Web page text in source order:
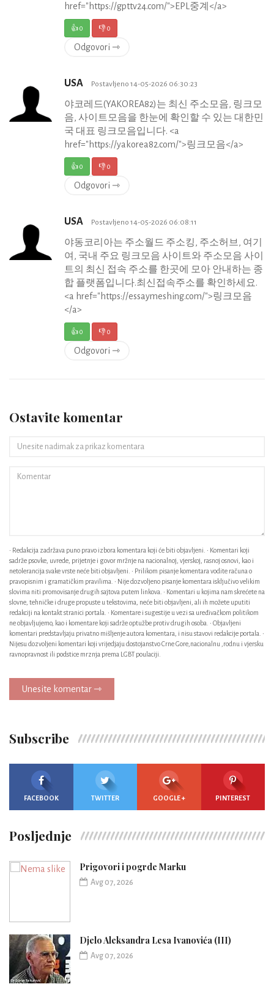
href="https://gpttv24.com/">EPL중계</a>
👍0 👎0
Odgovori ⇾
USA Postavljeno 14-05-2026 06:30:23
야코레드(YAKOREA82)는 최신 주소모음, 링크모
음, 사이트모음을 한눈에 확인할 수 있는 대한민
국 대표 링크모음입니다. <a
href="https://yakorea82.com/">링크모음</a>
👍0 👎0
Odgovori ⇾
USA Postavljeno 14-05-2026 06:08:11
야동코리아는 주소월드 주소킹, 주소허브, 여기
여, 국내 주요 링크모음 사이트와 주소모음 사이
트의 최신 접속 주소를 한곳에 모아 안내하는 종
합 플랫폼입니다.최신접속주소를 확인하세요.
<a href="https://essaymeshing.com/">링크모음
</a>
👍0 👎0
Odgovori ⇾
Ostavite komentar
• Redakcija zadržava puno pravo izbora komentara koji će biti objavljeni. • Komentari koji
sadrže psovke, uvrede, prijetnje i govor mržnje na nacionalnoj, vjerskoj, rasnoj osnovi, kao i
netolerancija svake vrste neće biti objavljeni. • Prilikom pisanje komentara vodite računa o
pravopisnim i gramatičkim pravilima. • Nije dozvoljeno pisanje komentara isključivo velikim
slovima niti promovisanje drugih sajtova putem linkova. • Komentari u kojima nam skrećete na
slovne, tehničke i druge propuste u tekstovima, neće biti objavljeni, ali ih možete uputiti
redakciji na kontakt stranici portala. • Komentare i sugestije u vezi sa uređivačkom politikom
ne objavljujemo, kao i komentare koji sadrže optužbe protiv drugih osoba. • Objavljeni
komentari predstavljaju privatno mišljenje autora komentara, i nisu stavovi redakcije portala. •
Nijesu dozvoljeni komentari koji vrijedjaju dostojanstvo Crne Gore,nacionalnu ,rodnu i vjersku
ravnopravnost ili podstice mrznja prema LGBT poulaciji.
Unesite komentar ⇾
Subscribe
FACEBOOK TWITTER GOOGLE + PINTEREST
Posljednje
Prigovori i pogrde Marku
Avg 07, 2026
Djelo Aleksandra Lesa Ivanovića (III)
Avg 07, 2026